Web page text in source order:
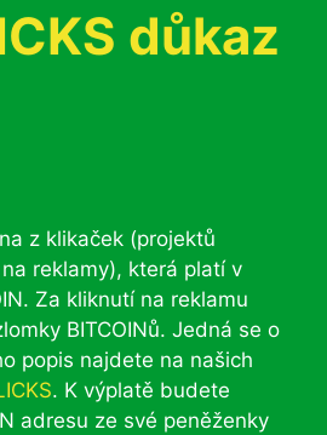
důkaz
z klikaček (projektů
reklamy), která platí v
Za kliknutí na reklamu
BITCOINů. Jedná se o
popis najdete na našich
. K výplatě budete
adresu ze své peněženky